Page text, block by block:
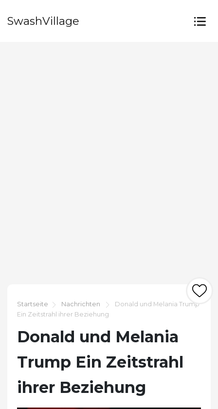
SwashVillage
Startseite Nachrichten
Donald und Melania Trump
Ein Zeitstrahl ihrer Beziehung
Donald und Melania
Trump Ein Zeitstrahl
ihrer Beziehung